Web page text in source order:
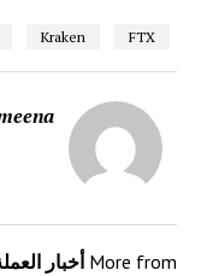
FTX
Kraken
More from أخبار